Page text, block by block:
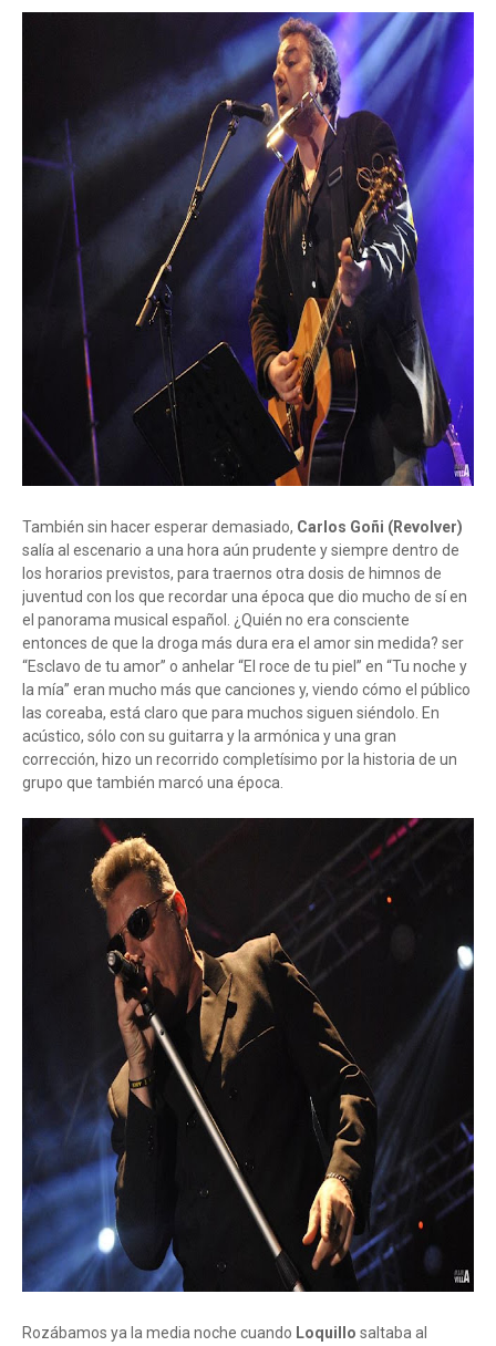
También sin hacer esperar demasiado, Carlos Goñi (Revolver)
salía al escenario a una hora aún prudente y siempre dentro de
los horarios previstos, para traernos otra dosis de himnos de
juventud con los que recordar una época que dio mucho de sí en
el panorama musical español. ¿Quién no era consciente
entonces de que la droga más dura era el amor sin medida? ser
“Esclavo de tu amor” o anhelar “El roce de tu piel” en “Tu noche y
la mía” eran mucho más que canciones y, viendo cómo el público
las coreaba, está claro que para muchos siguen siéndolo. En
acústico, sólo con su guitarra y la armónica y una gran
corrección, hizo un recorrido completísimo por la historia de un
grupo que también marcó una época.
Rozábamos ya la media noche cuando Loquillo saltaba al